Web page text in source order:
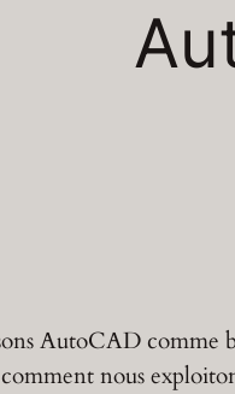
AutoCAD comme
nous